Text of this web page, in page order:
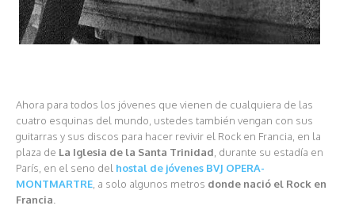
Ahora para todos los jóvenes que vienen de cualquiera de las
cuatro esquinas del mundo, ustedes también vengan con sus
guitarras y sus discos para hacer revivir el Rock en Francia, en la
plaza de La Iglesia de la Santa Trinidad, durante su estadía en
París, en el seno del hostal de jóvenes BVJ OPERA-
MONTMARTRE, a solo algunos metros donde nació el Rock en
Francia.